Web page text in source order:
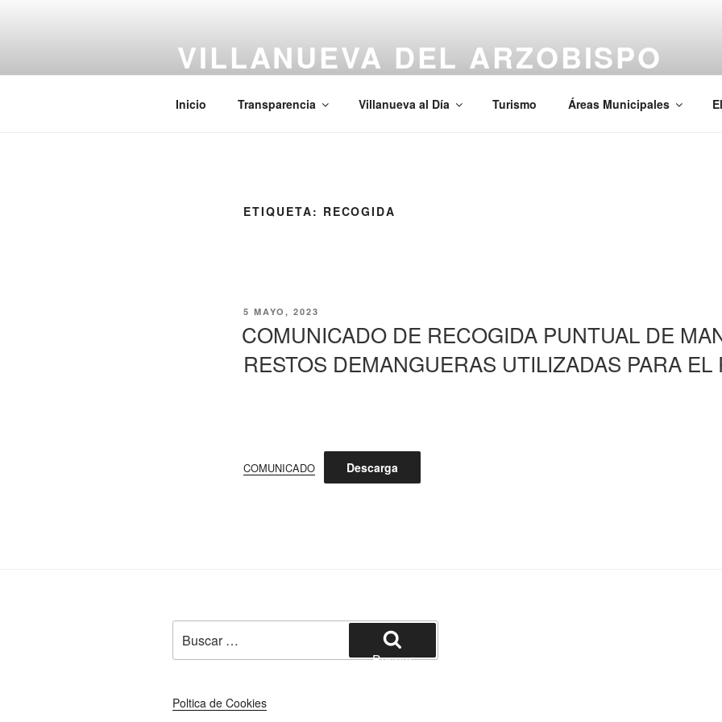
VILLANUEVA DEL ARZOBISPO
Inicio Transparencia Villanueva al Día Turismo Áreas Municipales
ETIQUETA: RECOGIDA
PUBLICADO
5 MAYO, 2023
COMUNICADO DE RECOGIDA PUNTUAL DE
RESTOS DEMANGUERAS UTILIZADAS PARA EL
COMUNICADO Descarga
por:
Buscar
Poltica de Cookies